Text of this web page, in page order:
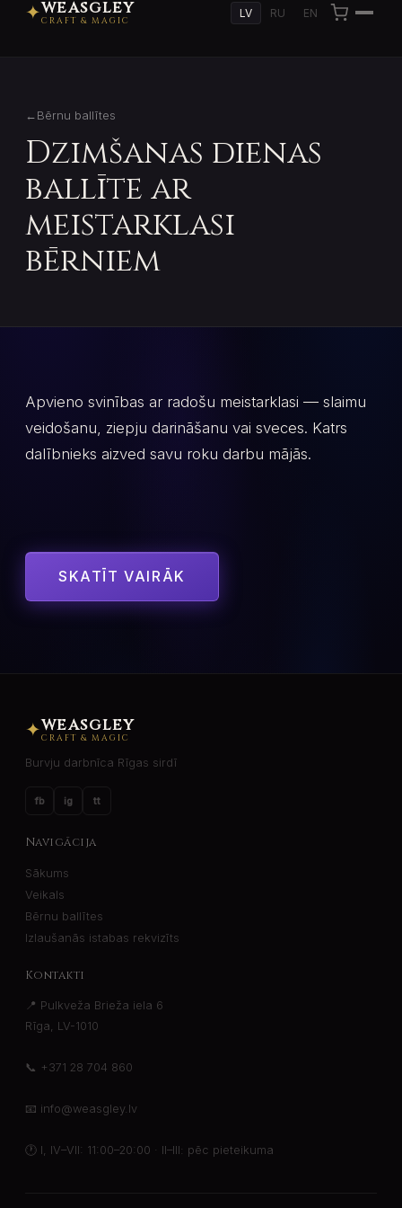
✦WEASGLEY
CRAFT & MAGIC
LV RU EN
←Bērnu ballītes
Dzimšanas dienas
ballīte ar
meistarklasi
bērniem
Apvieno svinības ar radošu meistarklasi — slaimu
veidošanu, ziepju darināšanu vai sveces. Katrs
dalībnieks aizved savu roku darbu mājās.
SKATĪT VAIRĀK
✦WEASGLEY
CRAFT & MAGIC
Burvju darbnīca Rīgas sirdī
fb ig tt
Navigācija
Sākums
Veikals
Bērnu ballītes
Izlaušanās istabas rekvizīts
Kontakti
📍 Pulkveža Brieža iela 6
Rīga, LV-1010
📞 +371 28 704 860
📧 info@weasgley.lv
🕐 I, IV–VII: 11:00–20:00 · II–III: pēc pieteikuma